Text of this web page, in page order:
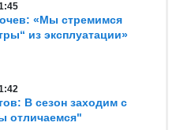
«Мы стремимся
из эксплуатации»
В сезон заходим с
отличаемся"